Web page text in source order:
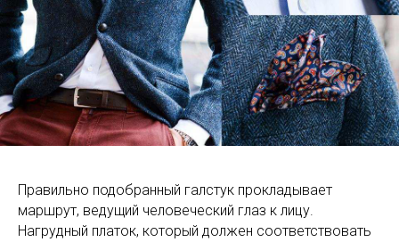
Правильно подобранный галстук прокладывает
маршрут, ведущий человеческий глаз к лицу.
Нагрудный платок, который должен соответствовать